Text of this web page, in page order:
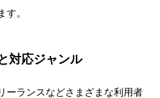
す。
対応ジャンル
ーランスなどさまざまな利用者